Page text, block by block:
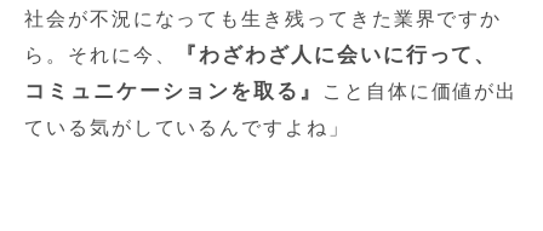
社会が不況になっても生き残ってきた業界ですか
ら。それに今、
『わざわざ人に会いに行って、
コミュニケーションを取る』
こと自体に価値が出
ている気がしているんですよね」